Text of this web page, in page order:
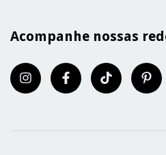
Acompanhe nossas